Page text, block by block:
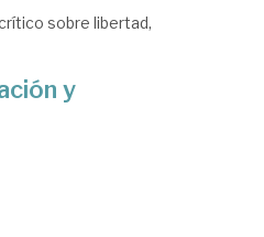
sobre libertad,
y